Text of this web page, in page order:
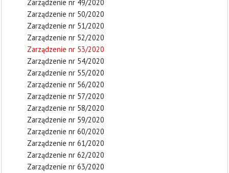
Zarządzenie nr 49/2020
Zarządzenie nr 50/2020
Zarządzenie nr 51/2020
Zarządzenie nr 52/2020
Zarządzenie nr 53/2020
Zarządzenie nr 54/2020
Zarządzenie nr 55/2020
Zarządzenie nr 56/2020
Zarządzenie nr 57/2020
Zarządzenie nr 58/2020
Zarządzenie nr 59/2020
Zarządzenie nr 60/2020
Zarządzenie nr 61/2020
Zarządzenie nr 62/2020
Zarządzenie nr 63/2020